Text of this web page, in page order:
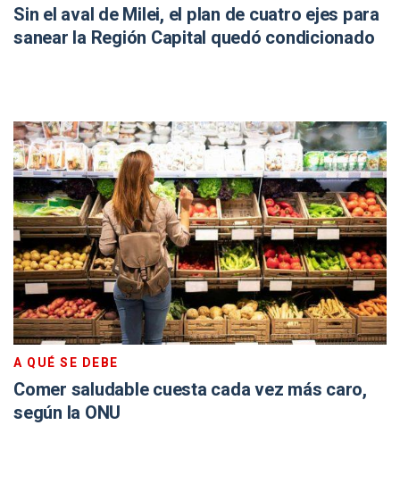
Sin el aval de Milei, el plan de cuatro ejes para
sanear la Región Capital quedó condicionado
A QUÉ SE DEBE
Comer saludable cuesta cada vez más caro,
según la ONU